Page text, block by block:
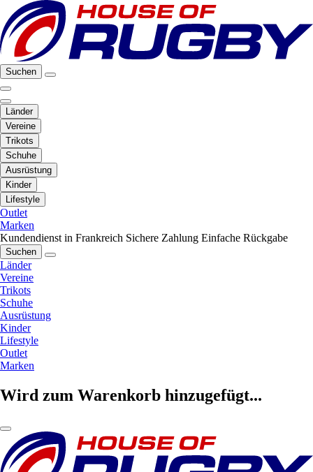
Suchen
Länder
Vereine
Trikots
Schuhe
Ausrüstung
Kinder
Lifestyle
Outlet
Marken
Kundendienst in Frankreich Sichere Zahlung Einfache Rückgabe
Suchen
Länder
Vereine
Trikots
Schuhe
Ausrüstung
Kinder
Lifestyle
Outlet
Marken
Wird zum Warenkorb hinzugefügt...